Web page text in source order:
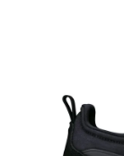
NAŠE SLUŽBY
NEZAŘAZENÉ